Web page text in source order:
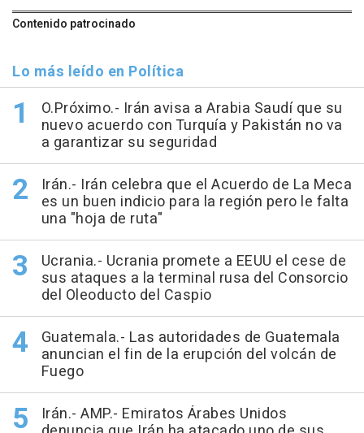
Contenido patrocinado
Lo más leído en Política
O.Próximo.- Irán avisa a Arabia Saudí que su
nuevo acuerdo con Turquía y Pakistán no va
a garantizar su seguridad
Irán.- Irán celebra que el Acuerdo de La Meca
es un buen indicio para la región pero le falta
una "hoja de ruta"
Ucrania.- Ucrania promete a EEUU el cese de
sus ataques a la terminal rusa del Consorcio
del Oleoducto del Caspio
Guatemala.- Las autoridades de Guatemala
anuncian el fin de la erupción del volcán de
Fuego
Irán.- AMP.- Emiratos Árabes Unidos